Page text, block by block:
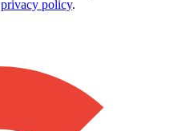
privacy policy.